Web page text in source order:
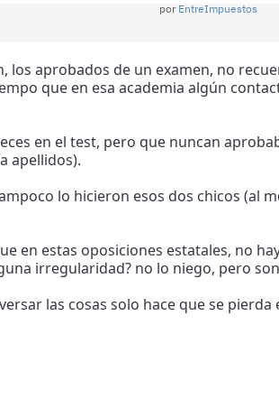
por EntreImpuestos
los aprobados de un examen, no
que en esa academia algún
en el test, pero que nuncan
apellidos).
lo hicieron esos dos chicos (al
en estas oposiciones estatales, no
irregularidad? no lo niego, pero
las cosas solo hace que se pierda